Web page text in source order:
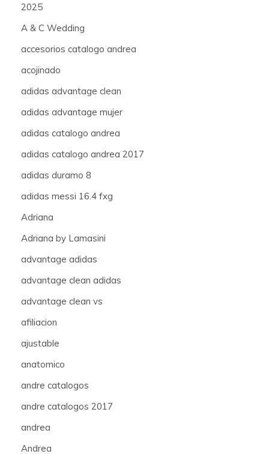
2025
A & C Wedding
accesorios catalogo andrea
acojinado
adidas advantage clean
adidas advantage mujer
adidas catalogo andrea
adidas catalogo andrea 2017
adidas duramo 8
adidas messi 16.4 fxg
Adriana
Adriana by Lamasini
advantage adidas
advantage clean adidas
advantage clean vs
afiliacion
ajustable
anatomico
andre catalogos
andre catalogos 2017
andrea
Andrea